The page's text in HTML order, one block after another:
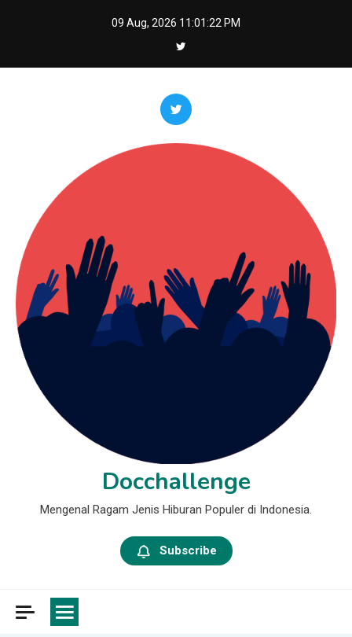
09 Aug, 2026 11:01:23 PM
Docchallenge
Mengenal Ragam Jenis Hiburan Populer di Indonesia.
Subscribe